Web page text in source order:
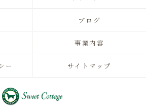
ブログ
事業内容
ー サイトマップ